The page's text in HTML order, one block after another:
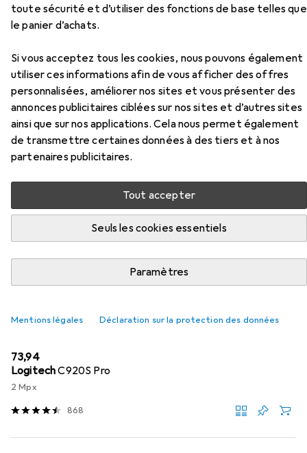
toute sécurité et d’utiliser des fonctions de base telles que
le panier d’achats.
Si vous acceptez tous les cookies, nous pouvons également
utiliser ces informations afin de vous afficher des offres
personnalisées, améliorer nos sites et vous présenter des
annonces publicitaires ciblées sur nos sites et d’autres sites
ainsi que sur nos applications. Cela nous permet également
de transmettre certaines données à des tiers et à nos
partenaires publicitaires.
Tout accepter
Seuls les cookies essentiels
Paramètres
Mentions légales Déclaration sur la protection des données
Accessoires pour HP Poly
EncorePro 320
Ici, vous trouverez des accessoires compatibles avec le
produit HP Poly EncorePro 320 des catégories Webcam
et Souris.
Populaire Webcam Souris
EUR
73,94
LogitechC920S Pro
2 Mpx
868